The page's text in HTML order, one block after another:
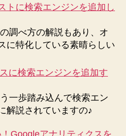
トに検索エンジンを追加し
調べ方の解説もあり、オ
に特化している素晴らしい
に検索エンジンを追加す
一歩踏み込んで検索エン
解説されていますの♪
Googleアナリティクスを